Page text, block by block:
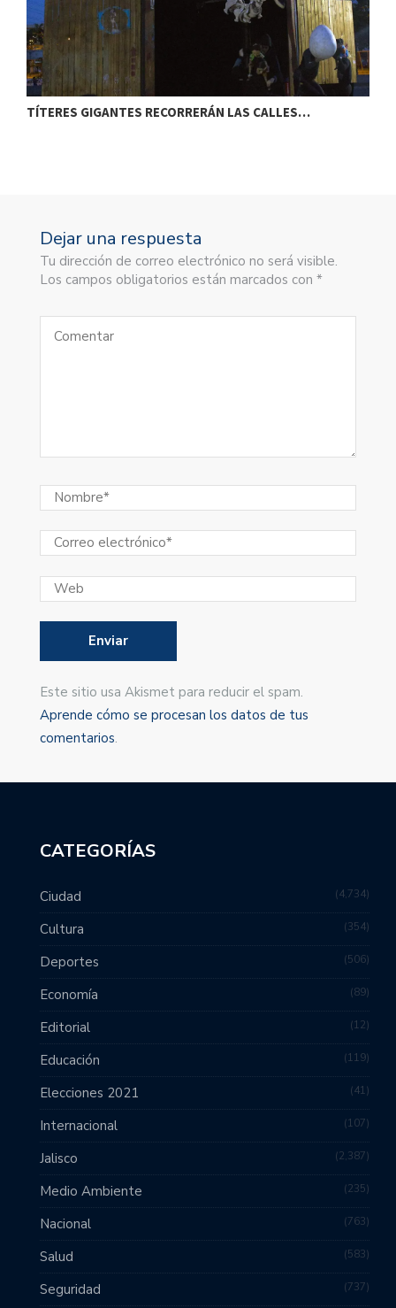
TÍTERES GIGANTES RECORRERÁN LAS CALLES…
Dejar una respuesta
Tu dirección de correo electrónico no será visible.
Los campos obligatorios están marcados con *
Este sitio usa Akismet para reducir el spam.
Aprende cómo se procesan los datos de tus
comentarios.
CATEGORÍAS
Ciudad 4,734
Cultura 354
Deportes 506
Economía 89
Editorial 12
Educación 119
Elecciones 2021 41
Internacional 107
Jalisco 2,387
Medio Ambiente 235
Nacional 763
Salud 583
Seguridad 737